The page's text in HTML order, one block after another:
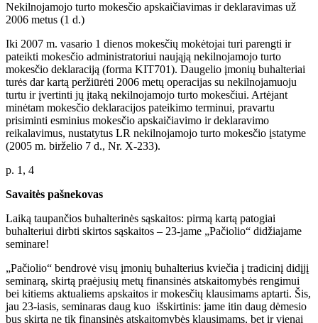
Nekilnojamojo turto mokesčio apskaičiavimas ir deklaravimas už
2006 metus (1 d.)
Iki 2007 m. vasario 1 dienos mokesčių mokėtojai turi parengti ir
pateikti mokesčio administratoriui naująją nekilnojamojo turto
mokesčio deklaraciją (forma KIT701). Daugelio įmonių buhalteriai
turės dar kartą peržiūrėti 2006 metų operacijas su nekilnojamuoju
turtu ir įvertinti jų įtaką nekilnojamojo turto mokesčiui. Artėjant
minėtam mokesčio deklaracijos pateikimo terminui, pravartu
prisiminti esminius mokesčio apskaičiavimo ir deklaravimo
reikalavimus, nustatytus LR nekilnojamojo turto mokesčio įstatyme
(2005 m. birželio 7 d., Nr. X-233).
p. 1, 4
Savaitės pašnekovas
Laiką taupančios buhalterinės sąskaitos: pirmą kartą patogiai
buhalteriui dirbti skirtos sąskaitos – 23-jame „Pačiolio“ didžiajame
seminare!
„Pačiolio“ bendrovė visų įmonių buhalterius kviečia į tradicinį didįjį
seminarą, skirtą praėjusių metų finansinės atskaitomybės rengimui
bei kitiems aktualiems apskaitos ir mokesčių klausimams aptarti. Šis,
jau 23-iasis, seminaras daug kuo išskirtinis: jame itin daug dėmesio
bus skirta ne tik finansinės atskaitomybės klausimams, bet ir vienai